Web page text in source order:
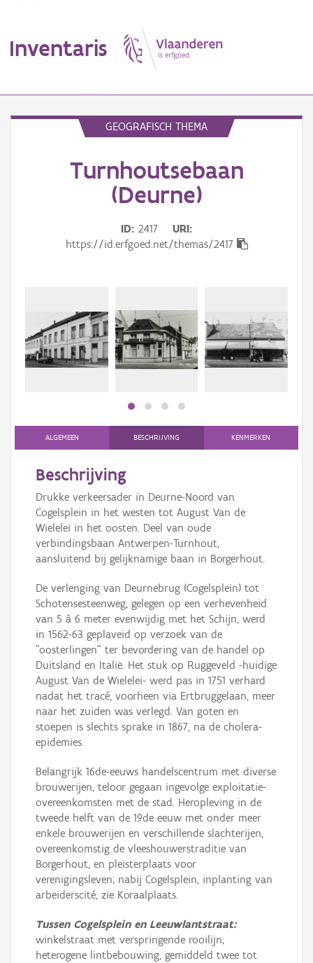
Inventaris
Persoon of collectief
Downloads
GEOGRAFISCH THEMA
Turnhoutsebaan
(Deurne)
ID 2417
URI
https://id.erfgoed.net/themas/2417
ALGEMEEN BESCHRIJVING KENMERKEN
Beschrijving
Drukke verkeersader in Deurne-Noord van
Cogelsplein in het westen tot August Van de
Wielelei in het oosten. Deel van oude
verbindingsbaan Antwerpen-Turnhout,
aansluitend bij gelijknamige baan in Borgerhout.
De verlenging van Deurnebrug (Cogelsplein) tot
Schotensesteenweg, gelegen op een verhevenheid
van 5 à 6 meter evenwijdig met het Schijn, werd
in 1562-63 geplaveid op verzoek van de
"oosterlingen" ter bevordering van de handel op
Duitsland en Italië. Het stuk op Ruggeveld -huidige
August Van de Wielelei- werd pas in 1751 verhard
nadat het tracé, voorheen via Ertbruggelaan, meer
naar het zuiden was verlegd. Van goten en
stoepen is slechts sprake in 1867, na de cholera-
epidemies.
Belangrijk 16de-eeuws handelscentrum met diverse
brouwerijen, teloor gegaan ingevolge exploitatie-
overeenkomsten met de stad. Heropleving in de
tweede helft van de 19de eeuw met onder meer
enkele brouwerijen en verschillende slachterijen,
overeenkomstig de vleeshouwerstraditie van
Borgerhout, en pleisterplaats voor
verenigingsleven; nabij Cogelsplein, inplanting van
arbeiderscité, zie Koraalplaats.
Tussen Cogelsplein en Leeuwlantstraat:
winkelstraat met verspringende rooilijn;
heterogene lintbebouwing, gemiddeld twee tot